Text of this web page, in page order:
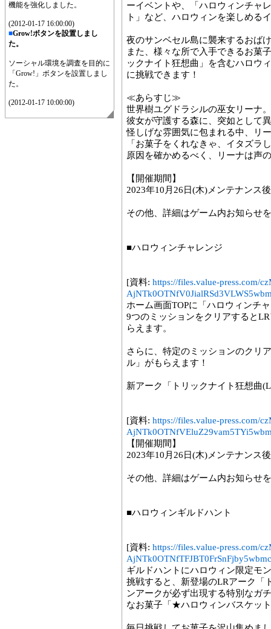
機能を強化しました。
(2012-01-17 16:00:00)
■Grow!ボタンを設置しまし
た。
ソーシャル環境を調査を目的に
「Grow!」ボタンを設置しまし
た。
(2012-01-17 10:00:00)
ーイベントや、「ハロウィンチャ
ト」など、ハロウィンを楽しめる
夜のサンベセル島に襲来するおば
また、様々な所で入手できるお菓
ックナイト狂想曲」を含むハロウ
に挑戦できます！
≪あらすじ≫
世界樹ユグドラシルの巫女リーナ。
彼女が守護する森に、突如として
怪しげな雰囲気に包まれる中、リ
「お菓子をくれなきゃ、イタズラ
原因を確かめるべく、リーナは声
【開催期間】
2023年10月26日(木)メンテナンス
その他、詳細はゲーム内お知らせ
■ハロウィンチャレンジ
[資料: https://files.value-press.com/
ホーム画面TOPに「ハロウィンチ
9つのミッションをクリアすると
らえます。
さらに、特定のミッションのクリ
ル」がもらえます！
新アーク「トリックナイト狂想曲
[資料: https://files.value-press.com/
【開催期間】
2023年10月26日(木)メンテナンス
その他、詳細はゲーム内お知らせ
■ハロウィンギルドハント
[資料: https://files.value-press.com/
ギルドハントにハロウィン限定モ
挑戦すると、新登場のLRアーク「
ンアークが必ず出現する特別なガ
なお菓子「★ハロウィンバスケッ